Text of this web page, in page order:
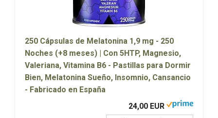
250 Cápsulas de Melatonina 1,9 mg - 250
Noches (+8 meses) | Con 5HTP, Magnesio,
Valeriana, Vitamina B6 - Pastillas para Dormir
Bien, Melatonina Sueño, Insomnio, Cansancio
- Fabricado en España
24,00 EUR